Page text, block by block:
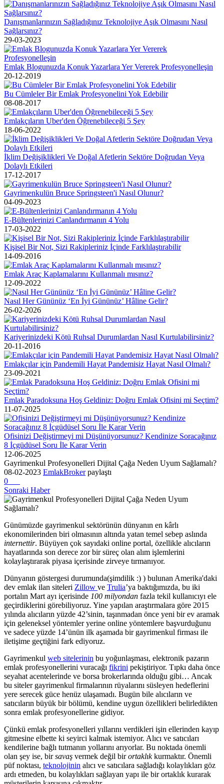
Danışmanlarınızın Sağladığınız Teknolojiye Aşık Olmasını Nasıl
Sağlarsınız?
29-03-2023
Emlak Blogunuzda Konuk Yazarlara Yer Vererek Profesyonelleşin
20-12-2019
Bu Cümleler Bir Emlak Profesyonelini Yok Edebilir
08-08-2017
Emlakçıların Uber'den Öğrenebileceği 5 Şey
18-06-2022
İklim Değişiklikleri Ve Doğal Afetlerin Sektöre Doğrudan Veya
Dolaylı Etkileri
17-12-2017
Gayrimenkulün Bruce Springsteen'i Nasıl Olunur?
04-09-2023
E-Bültenlerinizi Canlandırmanın 4 Yolu
17-03-2022
Kişisel Bir Not, Sizi Rakipleriniz İçinde Farklılaştırabilir
14-09-2016
Emlak Araç Kaplamalarını Kullanmalı mısınız?
12-09-2022
Nasıl Her Gününüz ‘En İyi Gününüz’ Hâline Gelir?
26-02-2026
Kariyerinizdeki Kötü Ruhsal Durumlardan Nasıl Kurtulabilirsiniz?
20-11-2016
Emlakçılar için Pandemili Hayat Pandemisiz Hayat Nasıl Olmalı?
23-09-2021
Emlak Paradoksuna Hoş Geldiniz: Doğru Emlak Ofisini mi Seçtim?
11-07-2025
Ofisinizi Değiştirmeyi mi Düşünüyorsunuz? Kendinize Soracağınız
8 İçgüdüsel Soru İle Karar Verin
12-06-2025
Gayrimenkul Profesyonelleri Dijital Çağa Neden Uyum Sağlamalı?
08-02-2023 EmlakBroker paylaştı
0
Sonraki Haber
Günümüzde gayrimenkul sektörünün dünyanın en kârlı
ekonomilerinden biri olmasının altında yatan temel sebep aslında
internettir. Büyüyen çok sayıdaki online portal, özellikle alıcıların
hayatlarında son derece zor bir süreç olan alım işlemlerini
kolaylaştırarak piyasa içerisinde zirveye tırmanıyor.
Dünyanın göstergesi durumunda(şimdilik :) ) bulunan Amerika'daki
dev emlak ilan siteleri Zillow ve Trulia’ya baktığımızda, bu iki
portalın Mart ayı içerisinde 100 milyondan fazla tekil kullanıcıyı ele
geçirdiklerini görebiliyoruz. Yine yapılan araştırmalara göre 2015
yılında alıcıların yüzde 42’sinin, taşınmadan önce yeni bir ev aramak
için geleneksel yöntemler yerine online yöntemlere başvurduğunu
ve sadece yüzde 14’ünün ilk aşamada bir gayrimenkul firması ile
iletişime geçtiğini fark ediyoruz.
Gayrimenkul web sitelerinin bu yoğunlaşması, elektronik pazarın
emlak profesyonellerini vuracağı fikrini pekiştiriyor. Tıpkı daha önce
seyahat acentelerinde ve borsa brokerlarında olduğu gibi… Ancak
bu siteler gayrimenkul firmalarının rüyalarını süsleyen hedeflerini
yere serecek güce henüz ulaşamadı. Bugün bile alıcıların ve
satıcıların büyük bir bölümü, kendine uygun özellikleri belirledikten
sonra emlak profesyonellerine gidiyor.
Çünkü emlak profesyonelleri yıllarını verdikleri işin ellerinden kayıp
gitmesine elbette ki seyirci kalmak istemiyor. Alıcı ve satıcıları
kendilerine bağlı tutmanın yollarını arıyorlar. Bu noktada önemli
olan şey ise, birsavaş vermek değil birortaklıkkurmaktır. Önemli
püf noktası, teknolojinin alıcı ve satıcılara sağladığı kolaylıkları göz
ardı etmeden, bu kolaylıkları sağlayan yapı ile bir ortaklık kurarak